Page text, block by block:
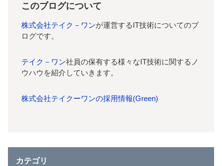
このブログについて
株式会社テイク－ワンが運営するIT技術についてのブ
ログです。
テイク－ワン社員の保有する様々なIT技術に関するノ
ウハウを紹介していきます。
株式会社テイクーワンの採用情報(Green)
カテゴリ